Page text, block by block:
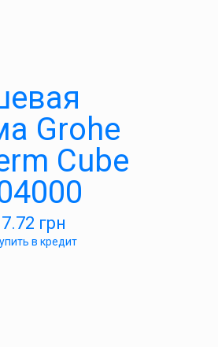
Grohe
Cube
грн
в кредит